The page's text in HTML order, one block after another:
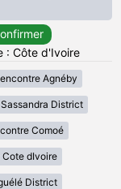
: Côte d'Ivoire
Agnéby
District
Comoé
Cote dIvoire
District